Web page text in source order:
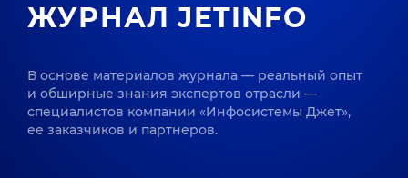
ЖУРНАЛ JETINFO
В основе материалов журнала — реальный опыт
и обширные знания экспертов отрасли —
специалистов компании «Инфосистемы Джет»,
ее заказчиков и партнеров.